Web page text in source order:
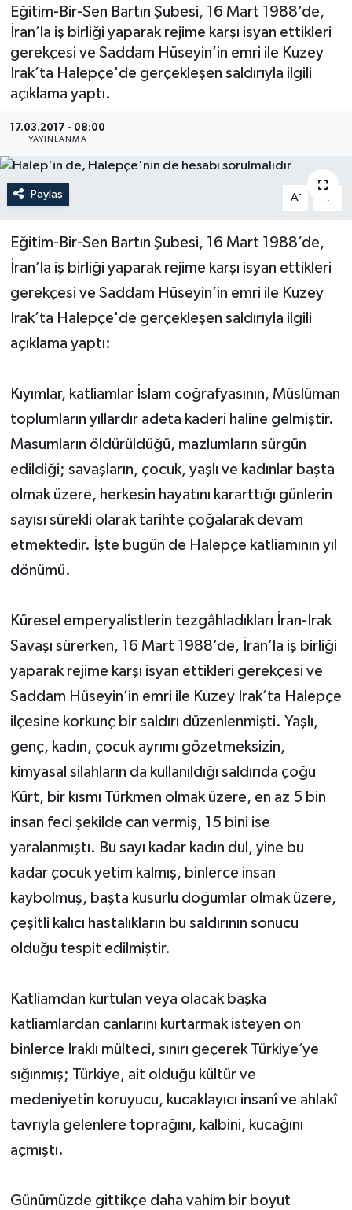
Eğitim-Bir-Sen Bartın Şubesi, 16 Mart 1988’de,
İran’la iş birliği yaparak rejime karşı isyan ettikleri
gerekçesi ve Saddam Hüseyin’in emri ile Kuzey
Irak’ta Halepçe'de gerçekleşen saldırıyla ilgili
açıklama yaptı.
17.03.2017 - 08:00
YAYINLANMA
Paylaş A- A
Eğitim-Bir-Sen Bartın Şubesi, 16 Mart 1988’de,
İran’la iş birliği yaparak rejime karşı isyan ettikleri
gerekçesi ve Saddam Hüseyin’in emri ile Kuzey
Irak’ta Halepçe'de gerçekleşen saldırıyla ilgili
açıklama yaptı:
Kıyımlar, katliamlar İslam coğrafyasının, Müslüman
toplumların yıllardır adeta kaderi haline gelmiştir.
Masumların öldürüldüğü, mazlumların sürgün
edildiği; savaşların, çocuk, yaşlı ve kadınlar başta
olmak üzere, herkesin hayatını kararttığı günlerin
sayısı sürekli olarak tarihte çoğalarak devam
etmektedir. İşte bugün de Halepçe katliamının yıl
dönümü.
Küresel emperyalistlerin tezgâhladıkları İran-Irak
Savaşı sürerken, 16 Mart 1988’de, İran’la iş birliği
yaparak rejime karşı isyan ettikleri gerekçesi ve
Saddam Hüseyin’in emri ile Kuzey Irak’ta Halepçe
ilçesine korkunç bir saldırı düzenlenmişti. Yaşlı,
genç, kadın, çocuk ayrımı gözetmeksizin,
kimyasal silahların da kullanıldığı saldırıda çoğu
Kürt, bir kısmı Türkmen olmak üzere, en az 5 bin
insan feci şekilde can vermiş, 15 bini ise
yaralanmıştı. Bu sayı kadar kadın dul, yine bu
kadar çocuk yetim kalmış, binlerce insan
kaybolmuş, başta kusurlu doğumlar olmak üzere,
çeşitli kalıcı hastalıkların bu saldırının sonucu
olduğu tespit edilmiştir.
Katliamdan kurtulan veya olacak başka
katliamlardan canlarını kurtarmak isteyen on
binlerce Iraklı mülteci, sınırı geçerek Türkiye’ye
sığınmış; Türkiye, ait olduğu kültür ve
medeniyetin koruyucu, kucaklayıcı insanî ve ahlakî
tavrıyla gelenlere toprağını, kalbini, kucağını
açmıştı.
Günümüzde gittikçe daha vahim bir boyut
Medya
Sağlık
Siyaset
Tarım
Turizm
Yaşam
Yerel Yönetimler
DÜNYA
YEREL